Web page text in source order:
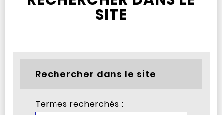
SITE
Rechercher dans le site
Termes recherchés :